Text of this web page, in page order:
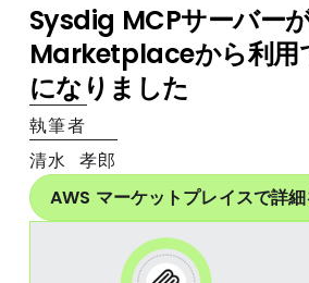
Sysdig MCPサーバー
Marketplaceから利用
になりました
執筆者
清水 孝郎
AWS マーケットプレイスで詳